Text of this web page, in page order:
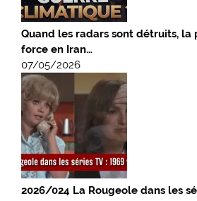
Quand les radars sont détruits, la
force en Iran…
07/05/2026
2026/024 La Rougeole dans les